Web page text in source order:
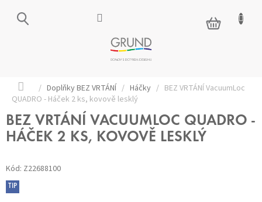
NÁKUPNÍ
KOŠÍK
Domů
/ Doplňky BEZ VRTÁNÍ / Háčky / BEZ VRTÁNÍ VacuumLoc
QUADRO - Háček 2 ks, kovově lesklý
BEZ VRTÁNÍ VACUUMLOC QUADRO -
HÁČEK 2 KS, KOVOVĚ LESKLÝ
Kód: Z22688100
TIP